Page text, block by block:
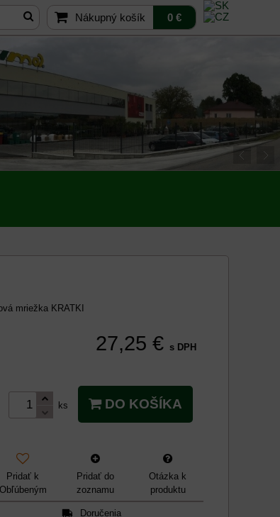
Nákupný košík 0 €
mriežka KRATKI
27,25 € s DPH
ks DO KOŠÍKA
Pridať k
Obľúbeným
Pridať do
zoznamu
Otázka k
produktu
Doručenia